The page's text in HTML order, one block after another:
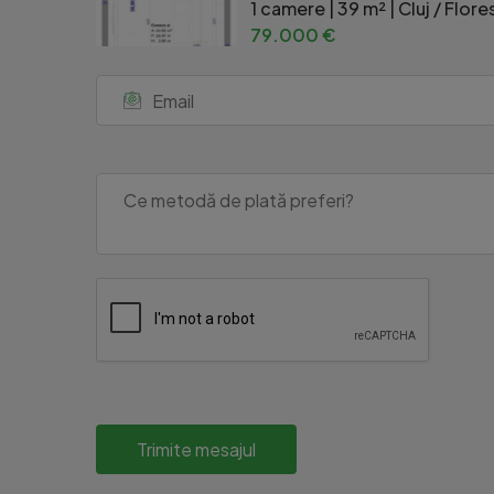
1 camere | 39 m² | Cluj /
79.000 €
Trimite mesajul